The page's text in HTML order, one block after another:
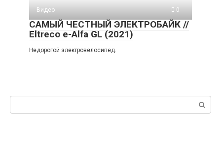
Видео
0
САМЫЙ ЧЕСТНЫЙ ЭЛЕКТРОБАЙК //
Eltreco e-Alfa GL (2021)
Недорогой электровелосипед.